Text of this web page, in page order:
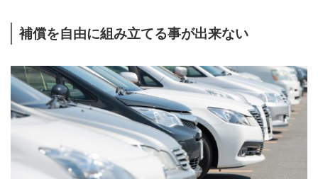
補償を自由に組み立てる事が出来ない